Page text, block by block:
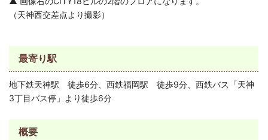
（天神西交差点より撮影）
最寄り駅
地下鉄天神駅 徒歩6分、西鉄福岡駅 徒歩9分、西鉄バス「天神
3丁目バス停」より徒歩6分
概要